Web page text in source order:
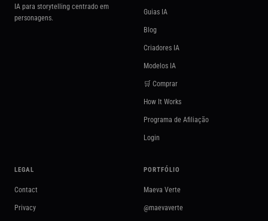
IA para storytelling centrado em
personagens.
Guias IA
Blog
Criadores IA
Modelos IA
🛒 Comprar
How It Works
Programa de Afiliação
Login
LEGAL
Contact
Privacy
PORTFÓLIO
Maeva Verte
@maevaverte